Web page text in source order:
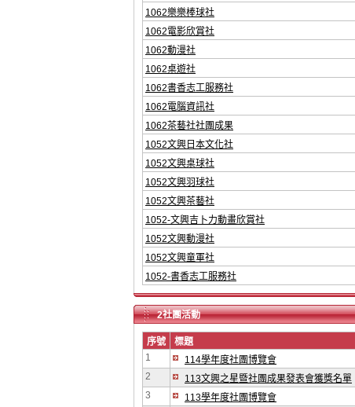
1062樂樂棒球社
1062電影欣賞社
1062動漫社
1062桌遊社
1062書香志工服務社
1062電腦資訊社
1062茶藝社社團成果
1052文興日本文化社
1052文興桌球社
1052文興羽球社
1052文興茶藝社
1052-文興吉卜力動畫欣賞社
1052文興動漫社
1052文興童軍社
1052-書香志工服務社
2社團活動
序號 標題
1
114學年度社團博覽會
2
113文興之星暨社團成果發表會獲獎名單
3
113學年度社團博覽會